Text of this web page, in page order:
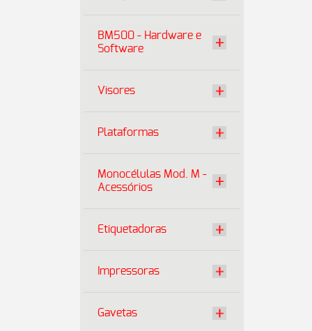
BM500 - Hardware e
Software
Visores
Plataformas
Monocélulas Mod. M -
Acessórios
Etiquetadoras
Impressoras
Gavetas